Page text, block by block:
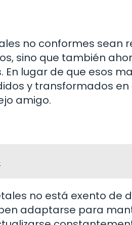
no conformes sean
sino que también
lugar de que esos
y transformados en
amigo.
no está exento de
adaptarse para